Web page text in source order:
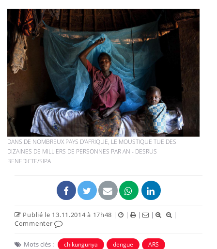
DANS DE NOMBREUX PAYS D'AFRIQUE, LE MOUSTIQUE TUE DES
DIZAINES DE MILLIERS DE PERSONNES PAR AN - DESRUS
BENEDICTE/SIPA
Publié le 13.11.2014 à 17h48 | | | |
|
Commenter
Mots clés : chikungunya dengue
ARS